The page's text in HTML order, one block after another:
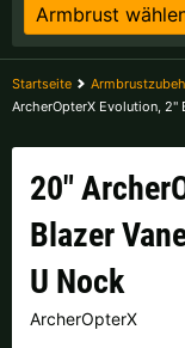
Startseite
ArcherOpterX Evolution, 2"
20"
Blazer
U Nock
ArcherOpterX
Bitte
Belgien |€
Finnland |€
Italien | €